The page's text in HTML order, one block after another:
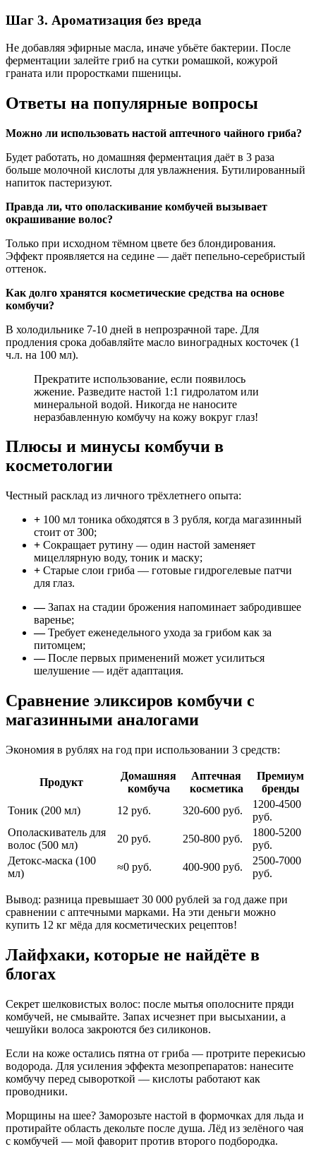
Шаг 3. Ароматизация без вреда
Не добавляя эфирные масла, иначе убьёте бактерии. После
ферментации залейте гриб на сутки ромашкой, кожурой
граната или проростками пшеницы.
Ответы на популярные вопросы
Можно ли использовать настой аптечного чайного гриба?
Будет работать, но домашняя ферментация даёт в 3 раза
больше молочной кислоты для увлажнения. Бутилированный
напиток пастеризуют.
Правда ли, что ополаскивание комбучей вызывает
окрашивание волос?
Только при исходном тёмном цвете без блондирования.
Эффект проявляется на седине — даёт пепельно-серебристый
оттенок.
Как долго хранятся косметические средства на основе
комбучи?
В холодильнике 7-10 дней в непрозрачной таре. Для
продления срока добавляйте масло виноградных косточек (1
ч.л. на 100 мл).
Прекратите использование, если появилось
жжение. Разведите настой 1:1 гидролатом или
минеральной водой. Никогда не наносите
неразбавленную комбучу на кожу вокруг глаз!
Плюсы и минусы комбучи в
косметологии
Честный расклад из личного трёхлетнего опыта:
+ 100 мл тоника обходятся в 3 рубля, когда магазинный
стоит от 300;
+ Сокращает рутину — один настой заменяет
мицеллярную воду, тоник и маску;
+ Старые слои гриба — готовые гидрогелевые патчи
для глаз.
—Запах на стадии брожения напоминает забродившее
варенье;
—Требует еженедельного ухода за грибом как за
питомцем;
—После первых применений может усилиться
шелушение — идёт адаптация.
Сравнение эликсиров комбучи с
магазинными аналогами
Экономия в рублях на год при использовании 3 средств:
Продукт
Домашняя
комбуча
Аптечная
косметика
Премиум
бренды
Тоник (200 мл)
12 руб. 320-600 руб.
1200-4500
руб.
Ополаскиватель для
волос (500 мл)
20 руб. 250-800 руб.
1800-5200
руб.
Детокс-маска (100
мл)
≈0 руб. 400-900 руб.
2500-7000
руб.
Вывод: разница превышает 30 000 рублей за год даже при
сравнении с аптечными марками. На эти деньги можно
купить 12 кг мёда для косметических рецептов!
Лайфхаки, которые не найдёте в
блогах
Секрет шелковистых волос: после мытья ополосните пряди
комбучей, не смывайте. Запах исчезнет при высыхании, а
чешуйки волоса закроются без силиконов.
Если на коже остались пятна от гриба — протрите перекисью
водорода. Для усиления эффекта мезопрепаратов: нанесите
комбучу перед сывороткой — кислоты работают как
проводники.
Морщины на шее? Заморозьте настой в формочках для льда и
протирайте область декольте после душа. Лёд из зелёного чая
с комбучей — мой фаворит против второго подбородка.